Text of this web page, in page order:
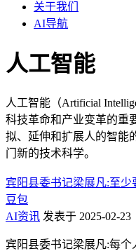
关于我们
AI导航
人工智能
人工智能（Artificial
科技革命和产业变革的重
拟、延伸和扩展人的智能
门新的技术科学。
宾阳县委书记梁展凡:至少
豆包
AI资讯 发表于 2025-02-23
宾阳县委书记梁展凡:每